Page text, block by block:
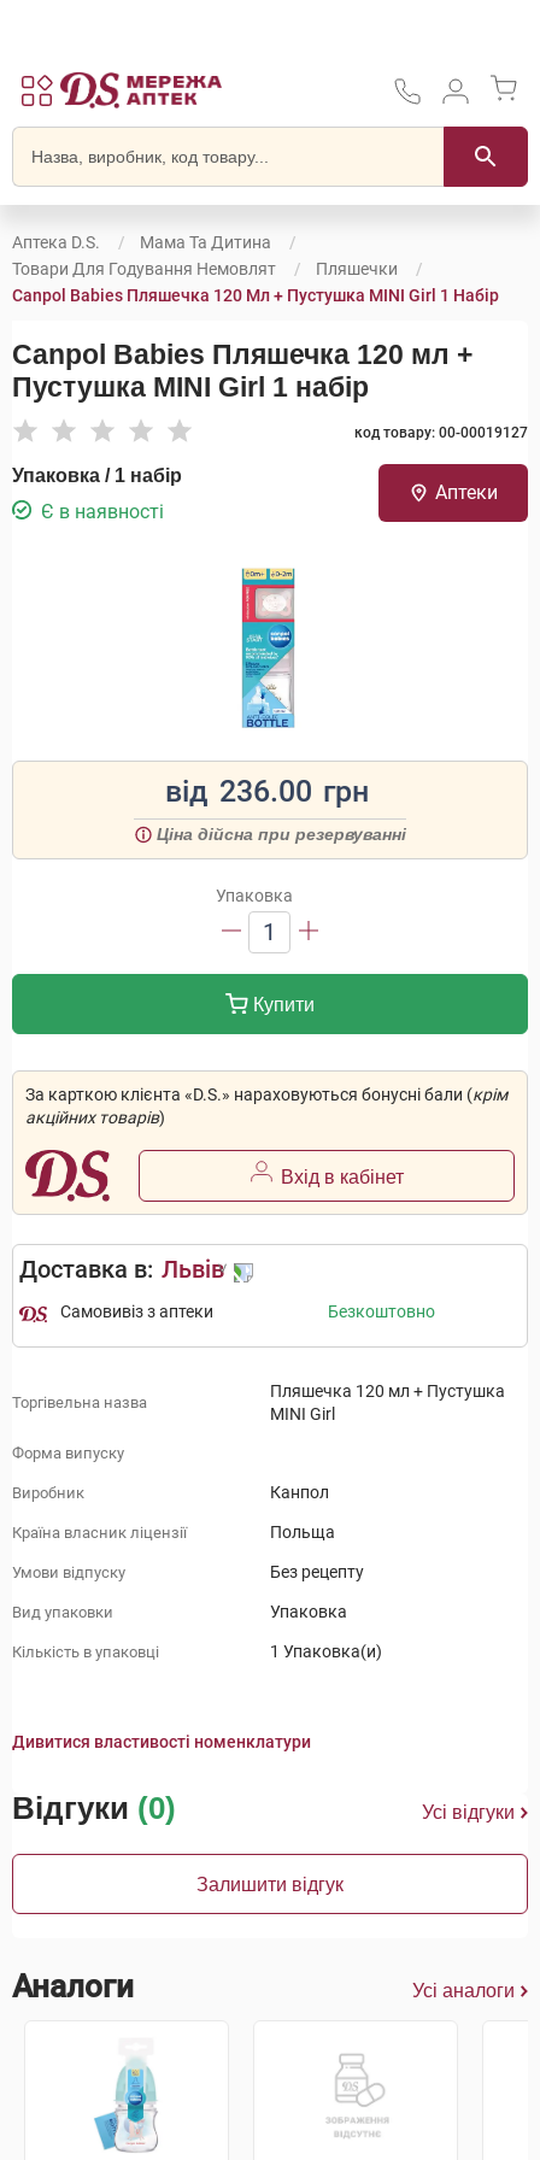
Аптека D.S.
Мама Та Дитина
Товари Для Годування Немовлят
Пляшечки
Canpol Babies Пляшечка 120 Мл + Пустушка MINI Girl 1 Набір
Canpol Babies Пляшечка 120 мл +
Пустушка MINI Girl 1 набір
код товару: 00-00019127
Упаковка / 1 набір
Є в наявності
Аптеки
від 236.00 грн
Ціна дійсна при резервуванні
Упаковка
1
Купити
За карткою клієнта «D.S.» нараховуються бонусні бали (крім
акційних товарів)
Вхід в кабінет
Доставка в: Львів
Самовивіз з аптеки Безкоштовно
Торгівельна назва
Пляшечка 120 мл + Пустушка
MINI Girl
Форма випуску
Виробник Канпол
Країна власник ліцензії Польща
Умови відпуску Без рецепту
Вид упаковки Упаковка
Кількість в упаковці 1 Упаковка(и)
Дивитися властивості номенклатури
Відгуки (0) Усі відгуки
Залишити відгук
Аналоги Усі аналоги